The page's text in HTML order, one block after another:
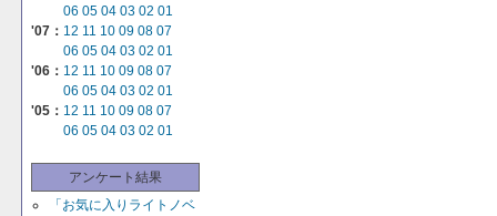
06 05 04 03 02 01
'07： 12 11 10 09 08 07
06 05 04 03 02 01
'06： 12 11 10 09 08 07
06 05 04 03 02 01
'05： 12 11 10 09 08 07
06 05 04 03 02 01
アンケート結果
「お気に入りライトノベ